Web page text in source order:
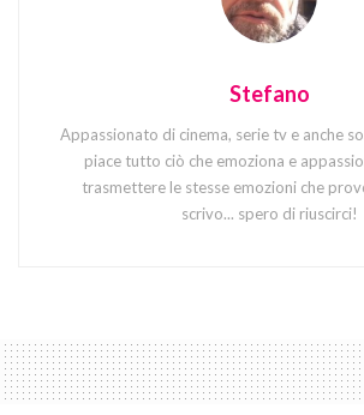
Stefano
Appassionato di cinema, serie tv e anche
piace tutto ciò che emoziona e
trasmettere le stesse emozioni che
scrivo... spero di riuscirci!